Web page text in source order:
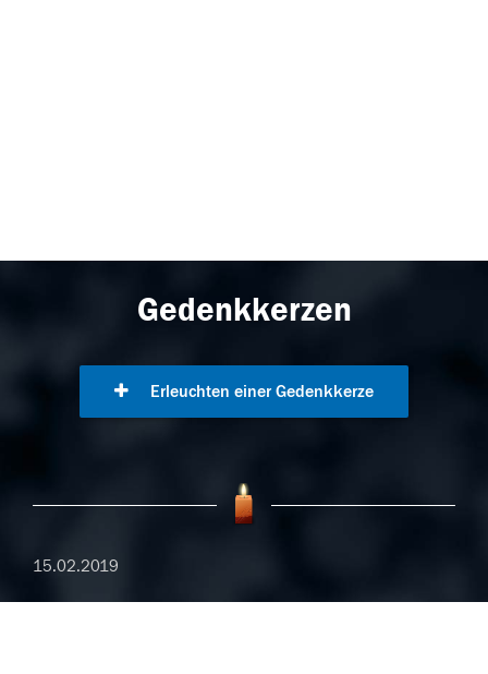
Gedenkkerzen
Erleuchten einer Gedenkkerze
15.02.2019